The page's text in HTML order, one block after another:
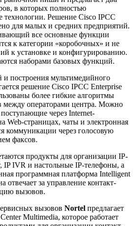
в которых полностью
технологии. Решение Cisco IPCC
для малых и средних предприятий.
все основные функции
к категории «коробочных» и не
к установке и конфигурированию.
наборами базовых функций.
построения мультимедийного
решение Cisco IPCC Enterprise
более гибкие алгоритмы
между операторами центра. Можно
через Internet-
Web-страницах, чаты и электронная
коммуникации через голосовую
факсов.
продукты для организации IP-
IP IVR и настольные IP-телефоны, а
программная платформа Intelligent
отвечает за управление контакт-
вызовов.
вызовов Nortel предлагает
Multimedia, которое работает